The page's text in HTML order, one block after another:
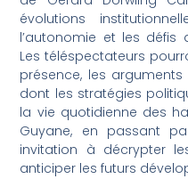
évolutions
l’autonomie et les défis
Les téléspectateurs
présence, les
dont les stratégies
la vie quotidienne des
Guyane, en passant
invitation à décrypter
anticiper les futurs